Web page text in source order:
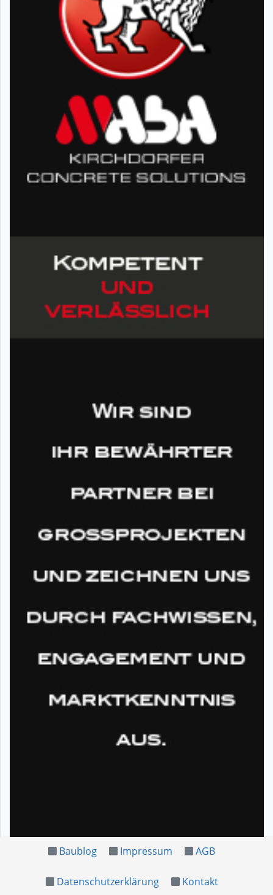
Baublog Impressum AGB
Datenschutzerklärung Kontakt